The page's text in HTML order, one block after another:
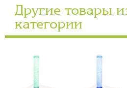
Другие товары
категории